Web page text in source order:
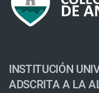
INSTITUCIÓN
ADSCRITA A LA